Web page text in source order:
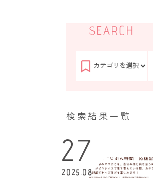
SEARCH
検索結果一覧
27
2025.08